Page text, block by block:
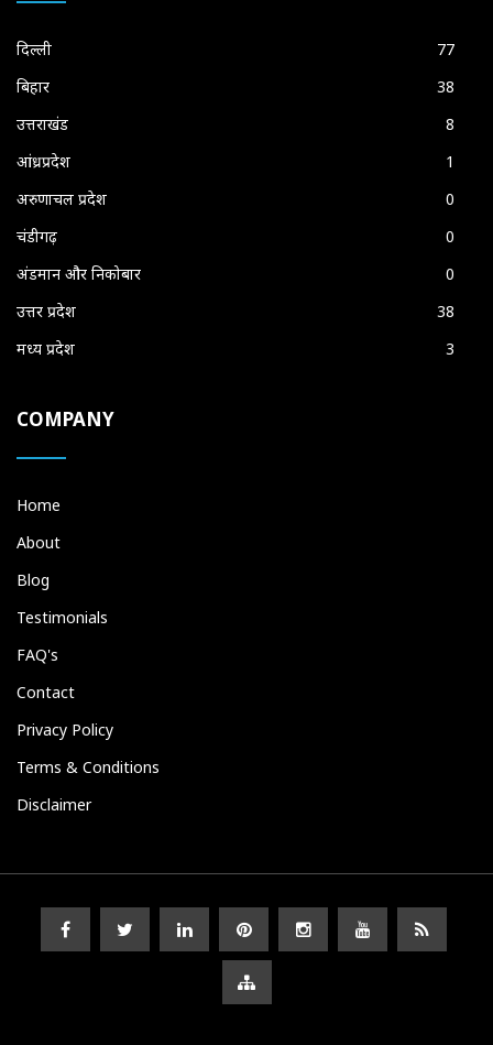
दिल्ली
77
बिहार
38
उत्तराखंड
8
आंध्रप्रदेश
1
अरुणाचल प्रदेश
0
चंडीगढ़
0
अंडमान और निकोबार
0
उत्तर प्रदेश
38
मध्य प्रदेश
3
COMPANY
Home
About
Blog
Testimonials
FAQ's
Contact
Privacy Policy
Terms & Conditions
Disclaimer